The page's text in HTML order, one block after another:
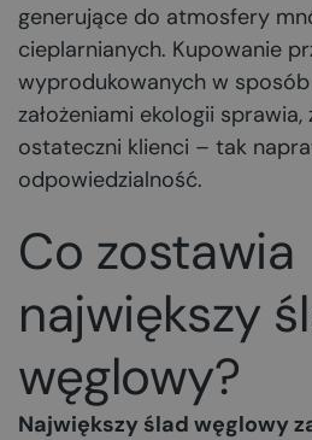
generujące do atmosfery
cieplarnianych. Kupowanie
wyprodukowanych w
założeniami ekologii
ostateczni klienci – tak
odpowiedzialność.
Co zostawia
największy
węglowy?
Największy ślad węglowy